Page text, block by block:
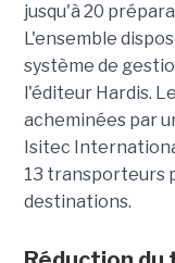
jusqu'à 20
L'ensemble
système de
l'éditeur Hardis.
acheminées par
Isitec
13 transporteurs
destinations.